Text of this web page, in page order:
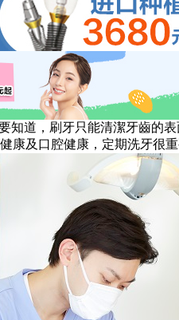
道，刷牙只能清潔牙齒的
康及口腔健康，定期洗牙很